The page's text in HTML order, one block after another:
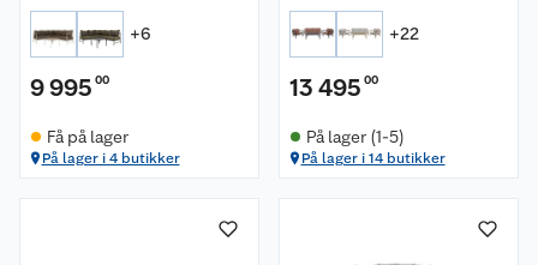
+6
9 995 00
Få på lager
På lager i 4 butikker
+22
13 495 00
På lager (1-5)
På lager i 14 butikker